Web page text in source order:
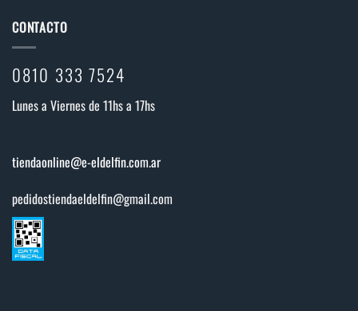
CONTACTO
0810 333 7524
Lunes a Viernes de 11hs a 17hs
tiendaonline@e-eldelfin.com.ar
pedidostiendaeldelfin@gmail.com